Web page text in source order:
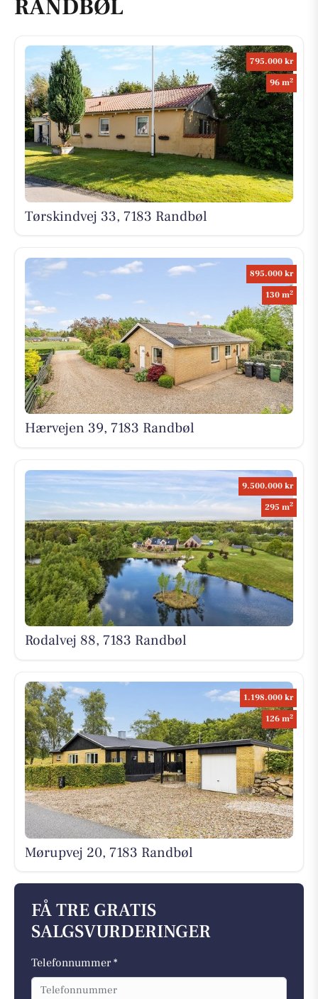
RANDBØL
795.000 kr
96 m2
Tørskindvej 33, 7183 Randbøl
895.000 kr
130 m2
Hærvejen 39, 7183 Randbøl
9.500.000 kr
295 m2
Rodalvej 88, 7183 Randbøl
1.198.000 kr
126 m2
Mørupvej 20, 7183 Randbøl
FÅ TRE GRATIS
SALGSVURDERINGER
Telefonnummer *